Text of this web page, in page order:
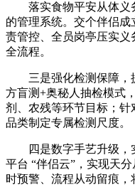
落实食物平安从体义
的管理系统。交个伴侣
责管控、全员岗亭压实义
全流程。
三是强化检测保障，
方盲测+奥秘人抽检模式
剂、农残等环节目标；
品类制定专属检测尺度。
四是数字手艺升级，
平台 “伴侣云”，实现天
时预警、流程从动留痕